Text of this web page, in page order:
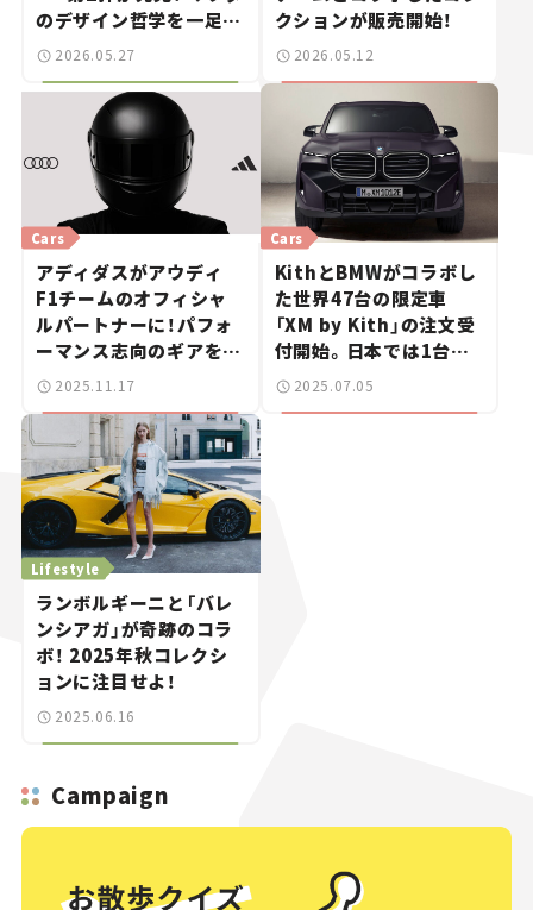
のデザイン哲学を一足に
凝縮2026.05.27
クションが販売開始！
2026.05.12
Cars
アディダスがアウディ
F1チームのオフィシャ
ルパートナーに！パフォ
ーマンス志向のギアを共
同開発
2025.11.17
Cars
KithとBMWがコラボし
た世界47台の限定車
「XM by Kith」の注文受
付開始。日本では1台の
み！ 【新車ニュース】
2025.07.05
Lifestyle
ランボルギーニと「バレ
ンシアガ」が奇跡のコラ
ボ！ 2025年秋コレクシ
ョンに注目せよ！
2025.06.16
Campaign